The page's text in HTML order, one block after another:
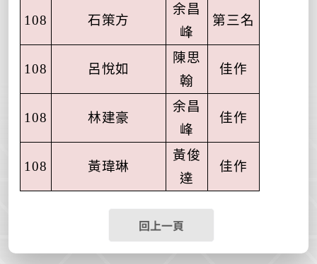
108 石策方
余昌
峰
第三名
108 呂悅如
陳思
翰
佳作
108 林建豪
余昌
峰
佳作
108 黃瑋琳
黃俊
達
佳作
回上一頁